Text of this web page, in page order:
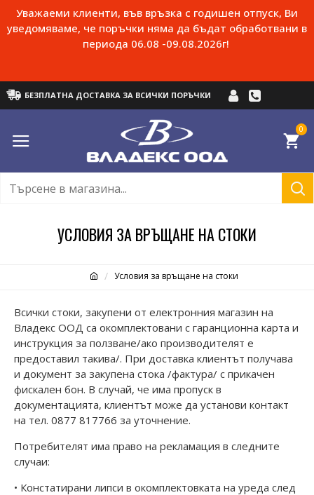
Уважаеми клиенти, във връзка с годишен отпуск, Ви
уведомяваме, че поръчки няма да бъдат обработвани в
периода 06.08 -09.08.2026г!
БЕЗПЛАТНА ДОСТАВКА ЗА ВСИЧКИ ПОРЪЧКИ
0
Условия за връщане на стоки
УСЛОВИЯ ЗА ВРЪЩАНЕ НА СТОКИ
Всички стоки, закупени от електронния магазин на
Владекс ООД са окомплектовани с гаранционна карта и
инструкция за ползване/ако производителят е
предоставил такива/. При доставка клиентът получава
и документ за закупена стока /фактура/ с прикачен
фискален бон. В случай, че има пропуск в
документацията, клиентът може да установи контакт
на тел. 0877 817766 за уточнение.
Потребителят има право на рекламация в следните
случаи:
• Констатирани липси в окомплектовката на уреда след